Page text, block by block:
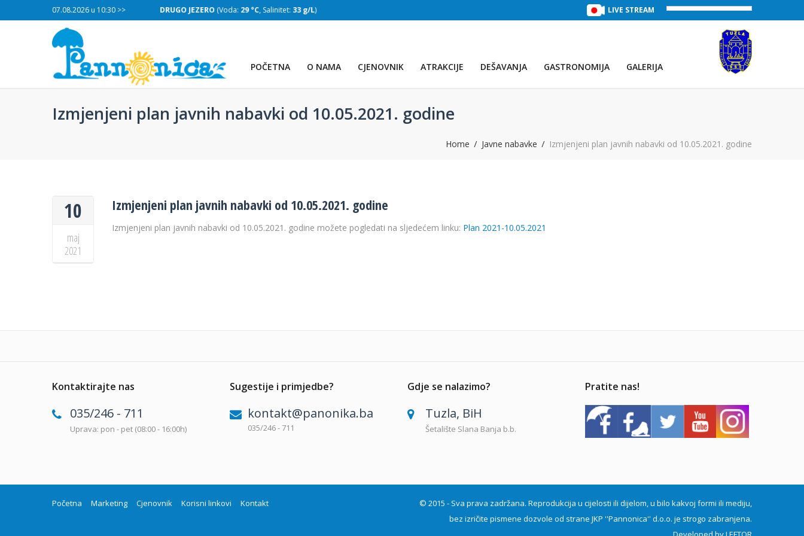
07.08.2026 u 10:30 >>
32 g/L) DRUGO JEZERO(Voda: 29 °C, Salinitet:33 g/L TREĆE JEZERO (Voda:29 °C, Salinitet:32 g/L)
LIVE STREAM
POČETNA O NAMA CJENOVNIK ATRAKCIJE DEŠAVANJA GASTRONOMIJA GALERIJA
Izmjenjeni plan javnih nabavki od 10.05.2021. godine
Home Javne nabavke Izmjenjeni plan javnih nabavki od 10.05.2021. godine
10
maj
2021
Izmjenjeni plan javnih nabavki od 10.05.2021. godine
Izmjenjeni plan javnih nabavki od 10.05.2021. godine možete pogledati na sljedećem linku: Plan 2021-10.05.2021
Kontaktirajte nas
035/246 - 711
Uprava: pon - pet (08:00 - 16:00h)
Sugestije i primjedbe?
kontakt@panonika.ba
035/246 - 711
Gdje se nalazimo?
Tuzla, BiH
Šetalište Slana Banja b.b.
Pratite nas!
Početna Marketing Cjenovnik Korisni linkovi Kontakt
© 2015 - Sva prava zadržana. Reprodukcija u cijelosti ili dijelom, u bilo kakvoj formi ili mediju,
bez izričite pismene dozvole od strane JKP ''Pannonica'' d.o.o. je strogo zabranjena.